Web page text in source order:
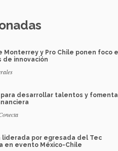
Monterrey y Pro Chile ponen foco
de innovación
para desarrollar talentos y
liderada por egresada del Tec
en evento México-Chile